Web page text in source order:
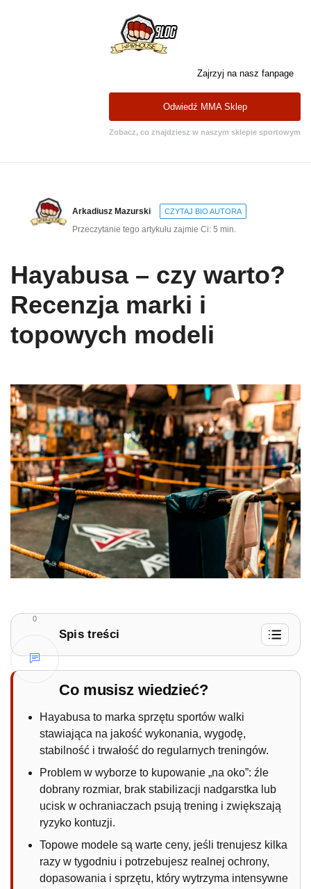
Zajrzyj na nasz fanpage
Odwiedź MMA Sklep
Zobacz, co znajdziesz w naszym sklepie sportowym
Arkadiusz Mazurski CZYTAJ BIO AUTORA
Przeczytanie tego artykułu zajmie Ci: 5 min.
Hayabusa – czy warto?
Recenzja marki i
topowych modeli
0
Spis treści
1. Co wyróżnia markę Hayabusa?
warte swojej ceny?
1.2. Jak wybrać sprzęt Hayabusa, żeby nie
przestrzelić?
Hayabusa recenzja — werdykt, dla
kogo i po co?
Co musisz wiedzieć?
Hayabusa to marka sprzętu sportów walki
stawiająca na jakość wykonania, wygodę,
stabilność i trwałość do regularnych treningów.
Problem w wyborze to kupowanie „na oko”: źle
dobrany rozmiar, brak stabilizacji nadgarstka lub
ucisk w ochraniaczach psują trening i zwiększają
ryzyko kontuzji.
Topowe modele są warte ceny, jeśli trenujesz kilka
razy w tygodniu i potrzebujesz realnej ochrony,
dopasowania i sprzętu, który wytrzyma intensywne